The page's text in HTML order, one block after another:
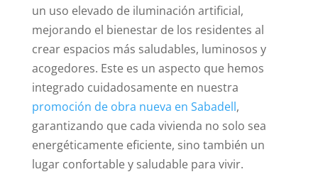
un uso elevado de iluminación artificial,
mejorando el bienestar de los residentes al
crear espacios más saludables, luminosos y
acogedores. Este es un aspecto que hemos
integrado cuidadosamente en nuestra
promoción de obra nueva en Sabadell,
garantizando que cada vivienda no solo sea
energéticamente eficiente, sino también un
lugar confortable y saludable para vivir.